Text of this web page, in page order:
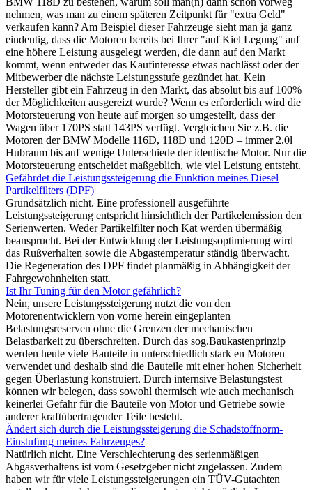
nehmen, was man zu einem späteren Zeitpunkt für "extra Geld"
verkaufen kann? Am Beispiel dieser Fahrzeuge sieht man ja ganz
eindeutig, dass die Motoren bereits bei Ihrer "auf Kiel Legung" auf
eine höhere Leistung ausgelegt werden, die dann auf den Markt
kommt, wenn entweder das Kaufinteresse etwas nachlässt oder der
Mitbewerber die nächste Leistungsstufe gezündet hat. Kein
Hersteller gibt ein Fahrzeug in den Markt, das absolut bis auf 100%
der Möglichkeiten ausgereizt wurde? Wenn es erforderlich wird die
Motorsteuerung von heute auf morgen so umgestellt, dass der
Wagen über 170PS statt 143PS verfügt. Vergleichen Sie z.B. die
Motoren der BMW Modelle 116D, 118D und 120D – immer 2.0l
Hubraum bis auf wenige Unterschiede der identische Motor. Nur die
Motorsteuerung entscheidet maßgeblich, wie viel Leistung entsteht.
Gefährdet die Leistungssteigerung die Funktion meines Diesel
Partikelfilters (DPF)
Grundsätzlich nicht. Eine professionell ausgeführte
Leistungssteigerung entspricht hinsichtlich der Partikelemission den
Serienwerten. Weder Partikelfilter noch Kat werden übermäßig
beansprucht. Bei der Entwicklung der Leistungsoptimierung wird
das Rußverhalten sowie die Abgastemperatur ständig überwacht.
Die Regeneration des DPF findet planmäßig in Abhängigkeit der
Fahrgewohnheiten statt.
Ist Ihr Tuning für den Motor gefährlich?
Nein, unsere Leistungssteigerung nutzt die von den
Motorenentwicklern von vorne herein eingeplanten
Belastungsreserven ohne die Grenzen der mechanischen
Belastbarkeit zu überschreiten. Durch das sog.Baukastenprinzip
werden heute viele Bauteile in unterschiedlich stark en Motoren
verwendet und deshalb sind die Bauteile mit einer hohen Sicherheit
gegen Überlastung konstruiert. Durch internsive Belastungstest
können wir belegen, dass sowohl thermisch wie auch mechanisch
keinerlei Gefahr für die Bauteile von Motor und Getriebe sowie
anderer kraftübertragender Teile besteht.
Ändert sich durch die Leistungssteigerung die Schadstoffnorm-
Einstufung meines Fahrzeuges?
Natürlich nicht. Eine Verschlechterung des serienmäßigen
Abgasverhaltens ist vom Gesetzgeber nicht zugelassen. Zudem
haben wir für viele Leistungssteigerungen ein TÜV-Gutachten